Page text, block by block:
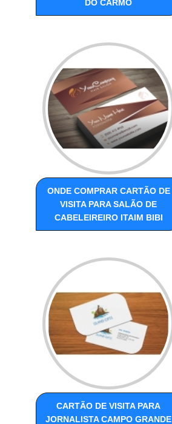
DO CARMO
ONDE COMPRAR CARTÃO DE
VISITA PARA SALÃO DE
CABELEIREIRO ITAIM BIBI
CARTÃO DE VISITA PARA
JORNALISTA CAMPO GRANDE